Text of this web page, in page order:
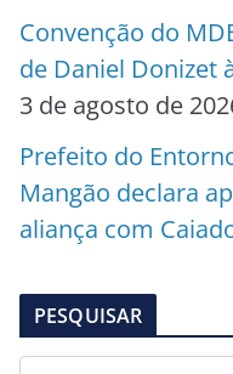
Convenção do
de Daniel Donizet
3 de agosto de
Prefeito do
Mangão declara
aliança com
PESQUISAR